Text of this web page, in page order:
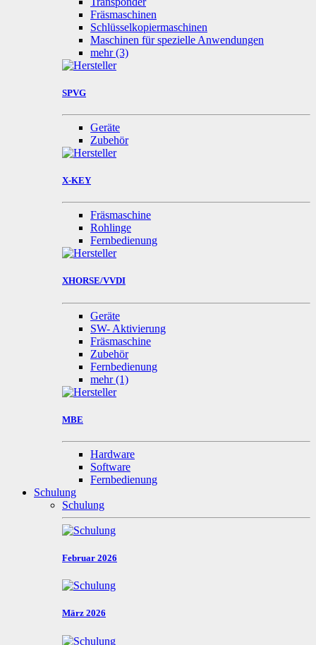
Fräsmaschinen
Schlüsselkopiermaschinen
Maschinen für spezielle Anwendungen
mehr(3)
SPVG
Geräte
Zubehör
X-KEY
Fräsmaschine
Rohlinge
Fernbedienung
XHORSE/VVDI
Geräte
SW- Aktivierung
Fräsmaschine
Zubehör
Fernbedienung
mehr(1)
MBE
Hardware
Software
Fernbedienung
Schulung
Schulung
Februar 2026
März 2026